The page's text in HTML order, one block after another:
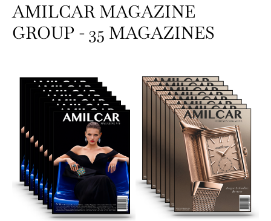
AMILCAR MAGAZINE
GROUP - 35 MAGAZINES